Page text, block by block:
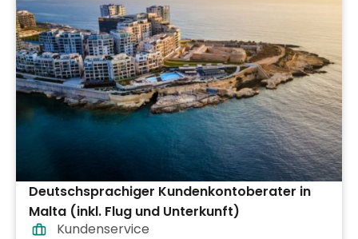
Deutschsprachiger Kundenkontoberater in
Malta (inkl. Flug und Unterkunft)
Kundenservice